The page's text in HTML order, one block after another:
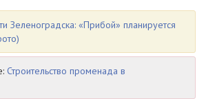
Зеленоградска: «Прибой» планируется
Строительство променада в